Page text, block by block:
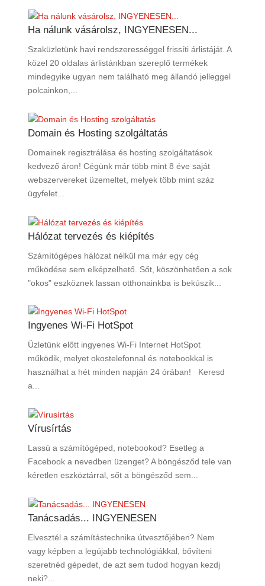
Ha nálunk vásárolsz, INGYENESEN...
Szaküzletünk havi rendszerességgel frissíti árlistáját. A
közel 20 oldalas árlistánkban szereplő termékek
mindegyike ugyan nem található meg állandó jelleggel
polcainkon,...
Domain és Hosting szolgáltatás
Domainek regisztrálása és hosting szolgáltatások
kedvező áron! Cégünk már több mint 8 éve saját
webszervereket üzemeltet, melyek több mint száz
ügyfelet...
Hálózat tervezés és kiépítés
Számítógépes hálózat nélkül ma már egy cég
működése sem elképzelhető. Sőt, köszönhetően a sok
"okos" eszköznek lassan otthonainkba is bekúszik...
Ingyenes Wi-Fi HotSpot
Üzletünk előtt ingyenes Wi-Fi Internet HotSpot
működik, melyet okostelefonnal és notebookkal is
használhat a hét minden napján 24 órában! Keresd
a...
Vírusírtás
Lassú a számítógéped, notebookod? Esetleg a
Facebook a nevedben üzenget? A böngésződ tele van
kéretlen eszköztárral, sőt a böngésződ sem...
Tanácsadás... INGYENESEN
Elvesztél a számítástechnika útvesztőjében? Nem
vagy képben a legújabb technológiákkal, bővíteni
szeretnéd gépedet, de azt sem tudod hogyan kezdj
neki?...